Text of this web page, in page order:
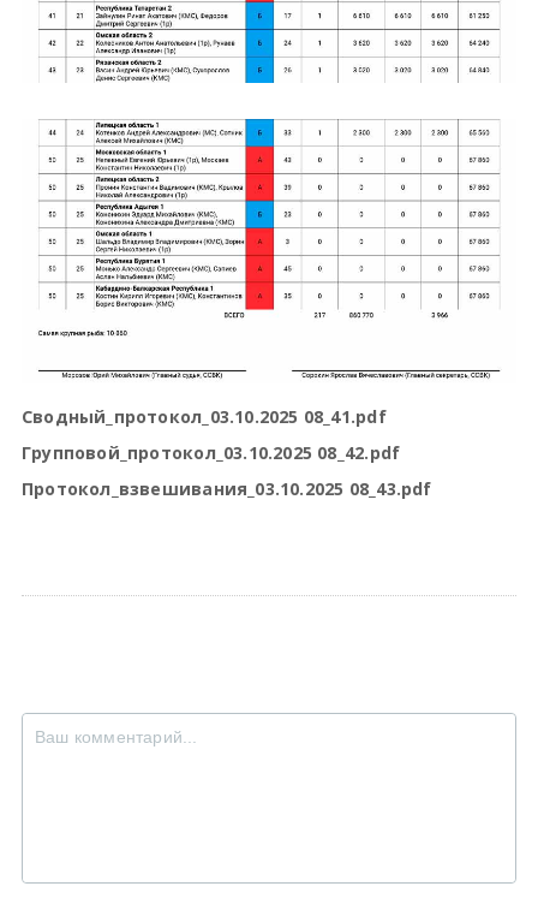
Сводный_протокол_03.10.2025 08_41.pdf
Групповой_протокол_03.10.2025 08_42.pdf
Протокол_взвешивания_03.10.2025 08_43.pdf